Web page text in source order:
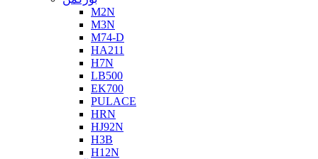
M2N
M3N
M74-D
HA211
H7N
LB500
EK700
PULACE
HRN
HJ92N
H3B
H12N